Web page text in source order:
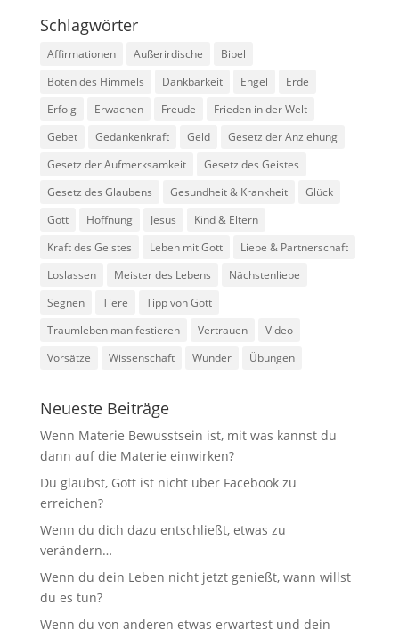
Schlagwörter
Affirmationen Außerirdische
Bibel
Boten des Himmels
Dankbarkeit Engel
Erde
Erfolg
Erwachen Freude
Frieden in der Welt
Gebet
Gedankenkraft Geld
Gesetz der Anziehung
Gesetz der Aufmerksamkeit
Gesetz des Geistes
Gesetz des Glaubens
Gesundheit & Krankheit
Glück
Gott
Hoffnung Jesus
Kind & Eltern
Kraft des Geistes
Leben mit Gott
Liebe & Partnerschaft
Loslassen
Meister des Lebens
Nächstenliebe
Segnen
Tiere
Tipp von Gott
Traumleben manifestieren
Vertrauen
Video
Vorsätze
Wissenschaft Wunder Übungen
Neueste Beiträge
Wenn Materie Bewusstsein ist, mit was kannst du
dann auf die Materie einwirken?
Du glaubst, Gott ist nicht über Facebook zu
erreichen?
Wenn du dich dazu entschließt, etwas zu
verändern…
Wenn du dein Leben nicht jetzt genießt, wann willst
du es tun?
Wenn du von anderen etwas erwartest und dein